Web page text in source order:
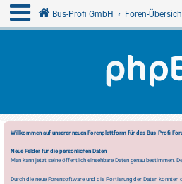
Bus-Profi GmbH Foren-
Willkommen auf unserer neuen Forenplattform für das Bus-Profi
Neue Felder für die persönlichen Daten
Man kann jetzt seine öffentlich einsehbare Daten genau bestimmen.
Durch die neue Forensoftware und die Portierung der Daten